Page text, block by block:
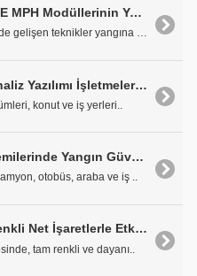
SAPFIR ve ISPFIRE MPH Modüllerinin Yangınlarda Avantajları
Yangına ilk müdahalede gelişen teknikler yangına h..
Gelişmiş Video Analiz Yazılımı İşletmelerin Güvenliğini Maksimuma Çıkarıyor
konut ve iş yerleri..
ISPFIRE Kargo Gemilerinde Yangın Güvenliği Artırmaya Nasıl Yardımcı Olabilir?
otobüs, araba ve iş ..
Brady'den Tam Renkli Net İşaretlerle Etkili Güvenlik
tam renkli ve dayanı..